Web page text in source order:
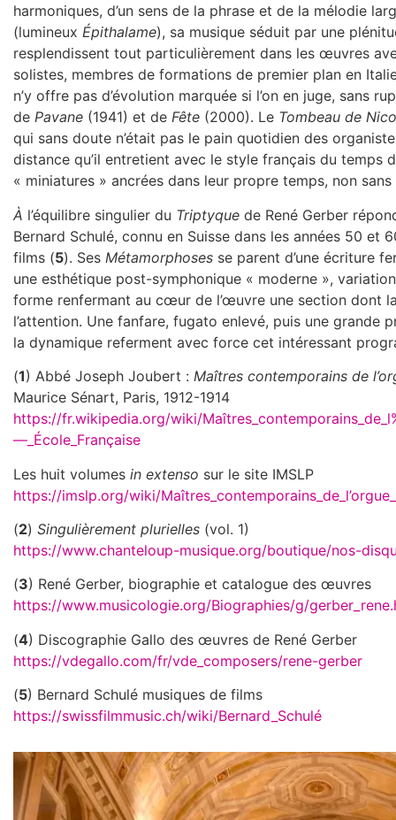
harmoniques, d’un sens de la phrase et de la mélodie
(lumineux Épithalame), sa musique séduit par une
resplendissent tout particulièrement dans les œuvres
solistes, membres de formations de premier plan en
n’y offre pas d’évolution marquée si l’on en juge, sans
de Pavane (1941) et de Fête (2000). Le Tombeau de
qui sans doute n’était pas le pain quotidien des
distance qu’il entretient avec le style français du temps
« miniatures » ancrées dans leur propre temps, non
À l’équilibre singulier du Triptyque de René Gerber
Bernard Schulé, connu en Suisse dans les années 50 et
films (5). Ses Métamorphoses se parent d’une écriture
une esthétique post-symphonique « moderne »,
forme renfermant au cœur de l’œuvre une section dont
l’attention. Une fanfare, fugato enlevé, puis une grande
la dynamique referment avec force cet intéressant
(1) Abbé Joseph Joubert : Maîtres contemporains de
Maurice Sénart, Paris, 1912-1914
https://fr.wikipedia.org/wiki/
—_École_Française
Les huit volumes in extenso sur le site IMSLP
https://imslp.org/wiki/
(2) Singulièrement plurielles (vol. 1)
https://www.chanteloup-musique.org/boutique/nos-
(3) René Gerber, biographie et catalogue des œuvres
https://www.musicologie.org/Biographies/g/
(4) Discographie Gallo des œuvres de René Gerber
https://vdegallo.com/fr/vde_composers/rene-gerber
(5) Bernard Schulé musiques de films
https://swissfilmmusic.ch/wiki/Bernard_Schulé